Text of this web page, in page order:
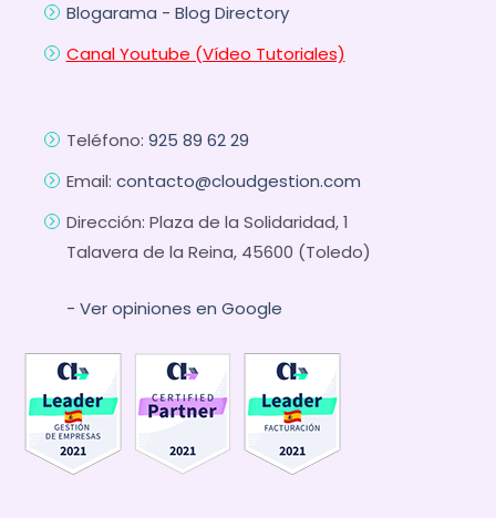
Blogarama - Blog Directory
Canal Youtube (Vídeo Tutoriales)
Teléfono: 925 89 62 29
Email: contacto@cloudgestion.com
Dirección: Plaza de la Solidaridad, 1
Talavera de la Reina, 45600 (Toledo)
- Ver opiniones en Google